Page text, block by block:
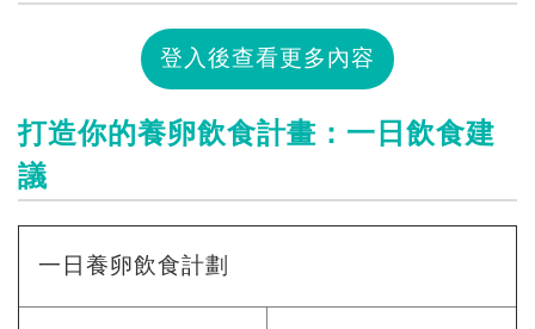
登入後查看更多內容
打造你的養卵飲食計畫：一日飲食建
議
一日養卵飲食計劃